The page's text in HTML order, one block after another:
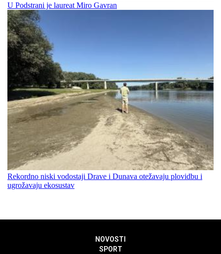
U Podstrani je laureat Miro Gavran
Rekordno niski vodostaji Drave i Dunava otežavaju plovidbu i
ugrožavaju ekosustav
NOVOSTI
SPORT